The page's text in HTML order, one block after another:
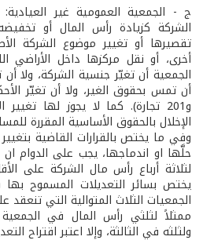
ج­ - الجمعية العمومية غير
الشركة كزيادة رأس المال أو
تقصيرها أو تغيير موضوع الشركة
أخرى، أو نقل مركزها داخل الأراضي
الجمعية أن تغيّر جنسية الشركة، ولا أن
و201 تجارة). كما لا يجوز لها تغيير
الإخلال بالحقوق الأساسية المقررة
وفي ما يختص بالقرارات القاضية
حلَّها او اندماجها، يجب على الدوام
يختص بسائر التعديلات المسموح
الجمعيات الثلاث المتوالية التي
ممثلاً لثلثي رأس المال في
ولثلثه في الثالثة، وإلا اعتبر اقتراح التعديل